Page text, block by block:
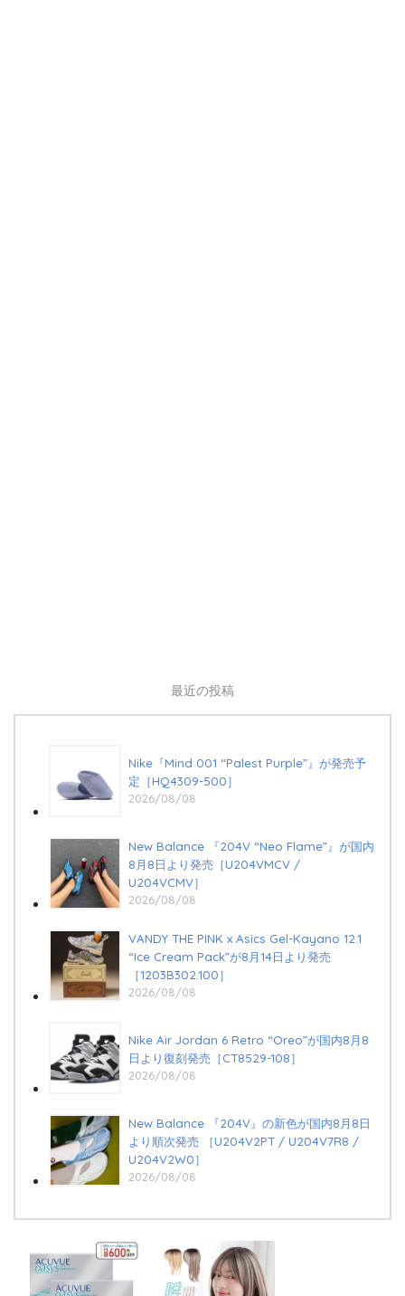
最近の投稿
Nike『Mind 001 “Palest Purple”』が発売予
定［HQ4309-500］
2026/08/08
New Balance 『204V “Neo Flame”』が国内
8月8日より発売［U204VMCV /
U204VCMV］
2026/08/08
VANDY THE PINK x Asics Gel-Kayano 12.1
“Ice Cream Pack”が8月14日より発売
［1203B302.100］
2026/08/08
Nike Air Jordan 6 Retro “Oreo”が国内8月8
日より復刻発売［CT8529-108］
2026/08/08
New Balance 『204V』の新色が国内8月8日
より順次発売 ［U204V2PT / U204V7R8 /
U204V2W0］
2026/08/08